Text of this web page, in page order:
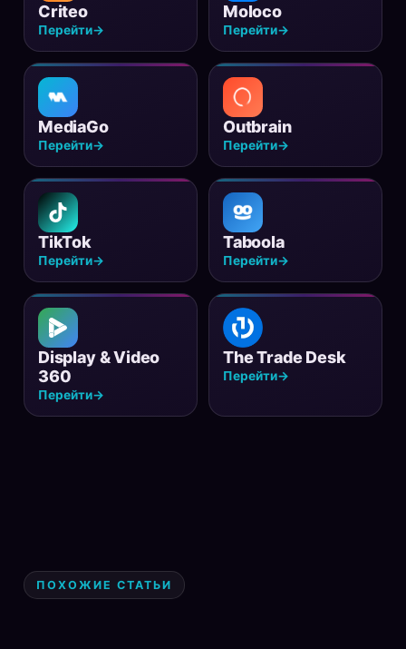
Criteo
Перейти→
Moloco
Перейти→
MediaGo
Перейти→
Outbrain
Перейти→
TikTok
Перейти→
Taboola
Перейти→
Display & Video
360
Перейти→
The Trade Desk
Перейти→
ПОХОЖИЕ СТАТЬИ